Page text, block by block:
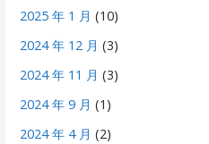
2025 年 1 月 (10)
2024 年 12 月 (3)
2024 年 11 月 (3)
2024 年 9 月 (1)
2024 年 4 月 (2)